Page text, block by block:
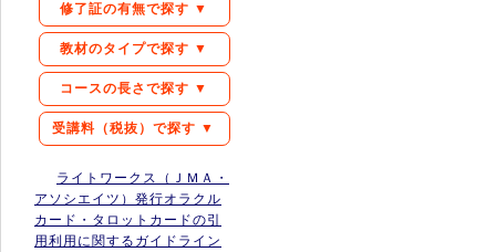
修了証の有無で探す ▼
教材のタイプで探す ▼
コースの長さで探す ▼
受講料（税抜）で探す ▼
ライトワークス（ＪＭＡ・
アソシエイツ）発行オラクル
カード・タロットカードの引
用利用に関するガイドライン